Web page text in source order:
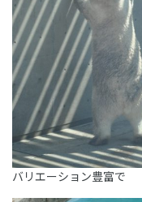
バリエーション豊富で